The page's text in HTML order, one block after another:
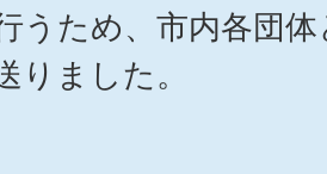
うため、市内各団
りました。